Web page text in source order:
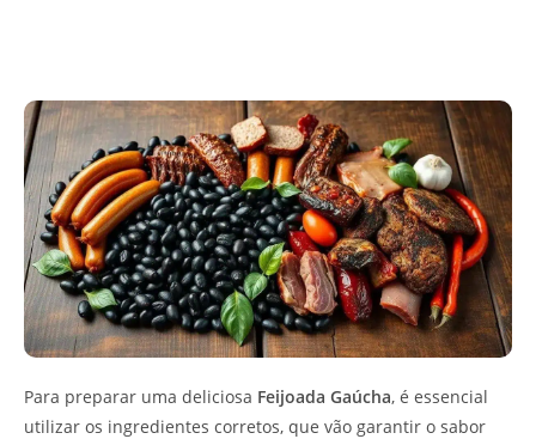
Para preparar uma deliciosa Feijoada Gaúcha, é essencial
utilizar os ingredientes corretos, que vão garantir o sabor